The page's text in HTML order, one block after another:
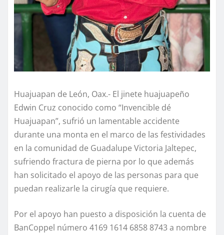
Huajuapan de León, Oax.- El jinete huajuapeño
Edwin Cruz conocido como “Invencible dé
Huajuapan”, sufrió un lamentable accidente
durante una monta en el marco de las festividades
en la comunidad de Guadalupe Victoria Jaltepec,
sufriendo fractura de pierna por lo que además
han solicitado el apoyo de las personas para que
puedan realizarle la cirugía que requiere.
Por el apoyo han puesto a disposición la cuenta de
BanCoppel número 4169 1614 6858 8743 a nombre